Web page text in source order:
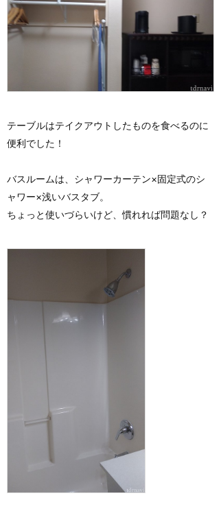
テーブルはテイクアウトしたものを食べるのに
便利でした！
バスルームは、シャワーカーテン×固定式のシ
ャワー×浅いバスタブ。
ちょっと使いづらいけど、慣れれば問題なし？